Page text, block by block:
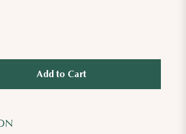
Add to Cart